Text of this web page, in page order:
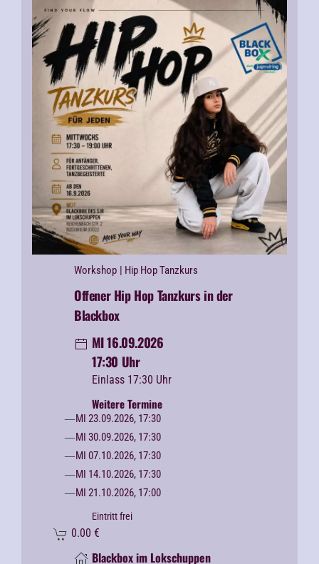
Workshop | Hip Hop Tanzkurs
Offener Hip Hop Tanzkurs in der
Blackbox
MI 16.09.2026
17:30 Uhr
Einlass 17:30 Uhr
Weitere Termine
MI 23.09.2026, 17:30
MI 30.09.2026, 17:30
MI 07.10.2026, 17:30
MI 14.10.2026, 17:30
MI 21.10.2026, 17:00
Eintritt frei
0.00 €
Blackbox im Lokschuppen